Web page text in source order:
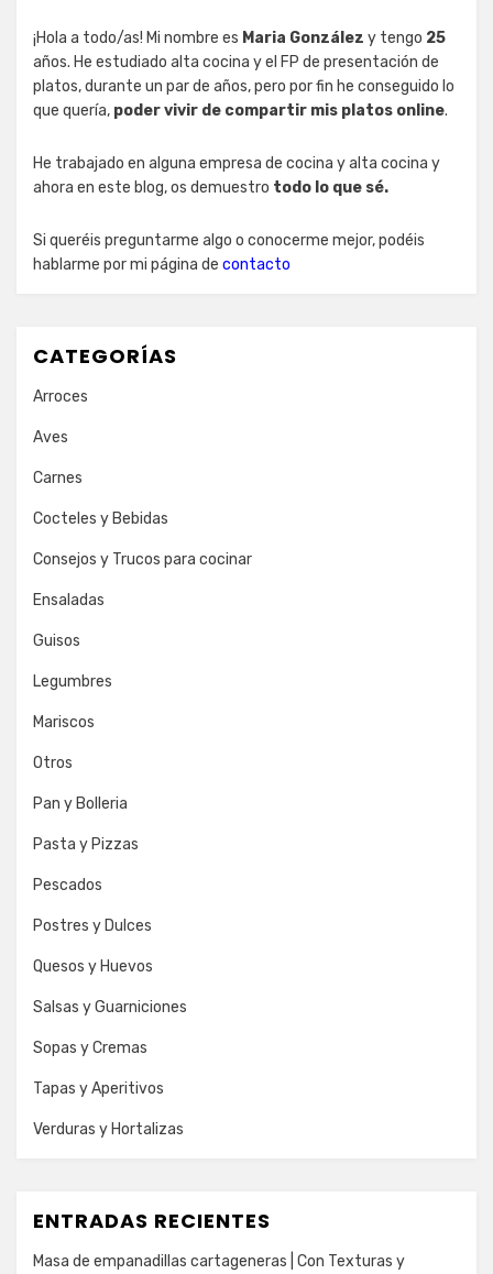
¡Hola a todo/as! Mi nombre es Maria González y tengo 25
años. He estudiado alta cocina y el FP de presentación de
platos, durante un par de años, pero por fin he conseguido lo
que quería, poder vivir de compartir mis platos online.
He trabajado en alguna empresa de cocina y alta cocina y
ahora en este blog, os demuestro todo lo que sé.
Si queréis preguntarme algo o conocerme mejor, podéis
hablarme por mi página de contacto
CATEGORÍAS
Arroces
Aves
Carnes
Cocteles y Bebidas
Consejos y Trucos para cocinar
Ensaladas
Guisos
Legumbres
Mariscos
Otros
Pan y Bolleria
Pasta y Pizzas
Pescados
Postres y Dulces
Quesos y Huevos
Salsas y Guarniciones
Sopas y Cremas
Tapas y Aperitivos
Verduras y Hortalizas
ENTRADAS RECIENTES
Masa de empanadillas cartageneras | Con Texturas y